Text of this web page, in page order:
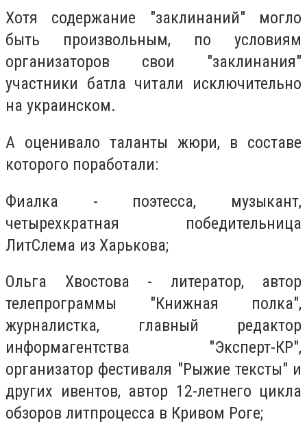
Хотя содержание "заклинаний" могло
быть произвольным, по условиям
организаторов свои "заклинания"
участники батла читали исключительно
на украинском.
А оценивало таланты жюри, в составе
которого поработали:
Фиалка - поэтесса, музыкант,
четырехкратная победительница
ЛитСлема из Харькова;
Ольга Хвостова - литератор, автор
телепрограммы "Книжная полка",
журналистка, главный редактор
информагентства "Эксперт-КР",
организатор фестиваля "Рыжие тексты" и
других ивентов, автор 12-летнего цикла
обзоров литпроцесса в Кривом Роге;